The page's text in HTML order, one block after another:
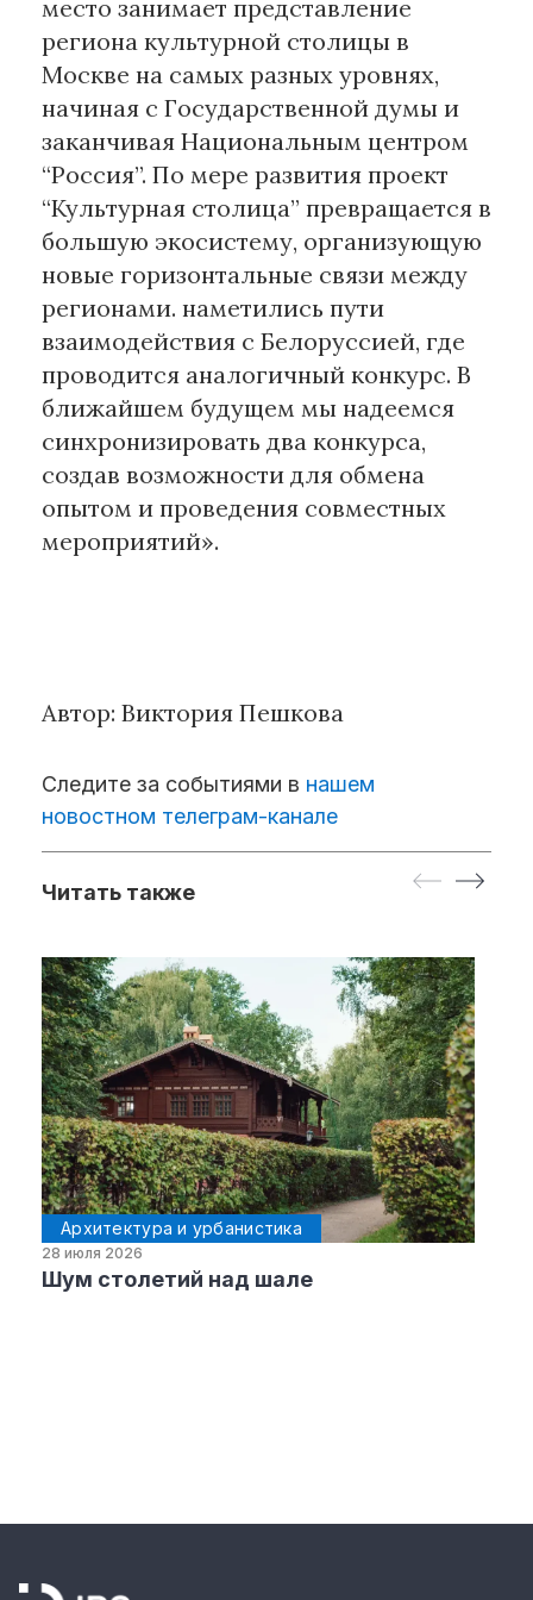
место занимает представление
региона культурной столицы в
Москве на самых разных уровнях,
начиная с Государственной думы и
заканчивая Национальным центром
“Россия”. По мере развития проект
“Культурная столица” превращается в
большую экосистему, организующую
новые горизонтальные связи между
регионами. наметились пути
взаимодействия с Белоруссией, где
проводится аналогичный конкурс. В
ближайшем будущем мы надеемся
синхронизировать два конкурса,
создав возможности для обмена
опытом и проведения совместных
мероприятий».
Автор: Виктория Пешкова
Следите за событиями в нашем
новостном телеграм-канале
Читать также
Архитектура и урбанистика
28 июля 2026
Шум столетий над шале